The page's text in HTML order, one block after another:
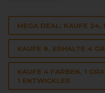
MEGA DEAL: KAUFE 24,
KAUFE 8, ERHALTE 4
KAUFE 4 FARBEN, 1
1 ENTWICKLER